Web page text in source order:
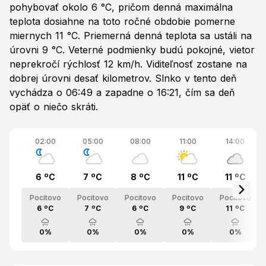
pohybovať okolo 6 °C, pričom denná maximálna
teplota dosiahne na toto ročné obdobie pomerne
miernych 11 °C. Priemerná denná teplota sa ustáli na
úrovni 9 °C. Veterné podmienky budú pokojné, vietor
neprekročí rýchlosť 12 km/h. Viditeľnosť zostane na
dobrej úrovni desať kilometrov. Slnko v tento deň
vychádza o 06:49 a zapadne o 16:21, čím sa deň
opäť o niečo skráti.
02:00
6 ºC
Pocitovo
6 ºC
0%
05:00
7 ºC
Pocitovo
7 ºC
0%
08:00
8 ºC
Pocitovo
6 ºC
0%
11:00
11 ºC
Pocitovo
9 ºC
0%
14:00
11 ºC
Pocitovo
11 ºC
0%